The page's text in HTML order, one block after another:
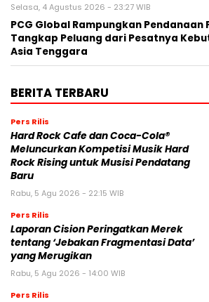
Selasa, 4 Agustus 2026 - 23:27 WIB
PCG Global Rampungkan Pendanaan
Tangkap Peluang dari Pesatnya
Asia Tenggara
BERITA TERBARU
Pers Rilis
Hard Rock Cafe dan Coca-Cola®
Meluncurkan Kompetisi Musik Hard
Rock Rising untuk Musisi Pendatang
Baru
Rabu, 5 Agu 2026 - 22:15 WIB
Pers Rilis
Laporan Cision Peringatkan Merek
tentang ‘Jebakan Fragmentasi Data’
yang Merugikan
Rabu, 5 Agu 2026 - 14:00 WIB
Pers Rilis